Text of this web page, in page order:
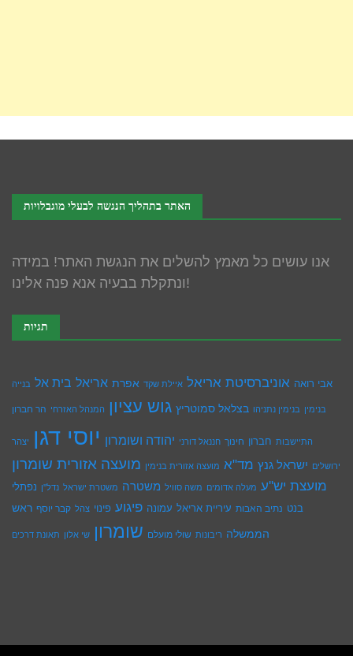
האתר בתהליך הנגשה לבעלי מוגבלויות
אנו עושים כל מאמץ להשלים את הנגשת האתר! במידה
ונתקלת בבעיה אנא פנה אלינו!
תגיות
אבי רואה אוניברסיטת אריאל איילת שקד אפרת אריאל בית אל בנייה
בנימין בנימין נתניהו בצלאל סמוטריץ גוש עציון המנהל האזרחי הר חברון
התיישבות חברון חינוך חננאל דורני יהודה ושומרון יוסי דגן יצהר
ירושלים ישראל גנץ מד"א מועצה אזורית בנימין מועצה אזורית שומרון
מועצת יש''ע מעלה אדומים משה סוויל משטרה משטרת ישראל נדל''ן נפתלי
בנט נתיב האבות עיריית אריאל עמונה פיגוע פינוי צהל קבר יוסף ראש
הממשלה ריבונות שולי מועלם שומרון שי אלון תאונת דרכים